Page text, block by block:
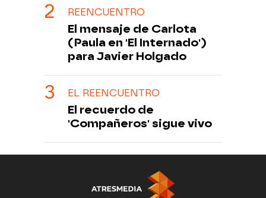
REENCUENTRO
El mensaje de Carlota
(Paula en 'El Internado')
para Javier Holgado
EL REENCUENTRO
El recuerdo de
'Compañeros' sigue vivo